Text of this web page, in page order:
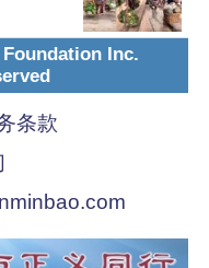
Inc.
条款